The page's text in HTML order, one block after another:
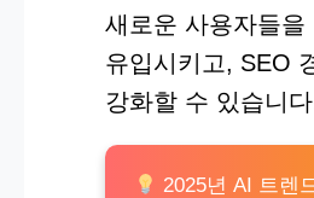
새로운 사용자들을
유입시키고, SEO
강화할 수 있습니
2025년 AI 트렌